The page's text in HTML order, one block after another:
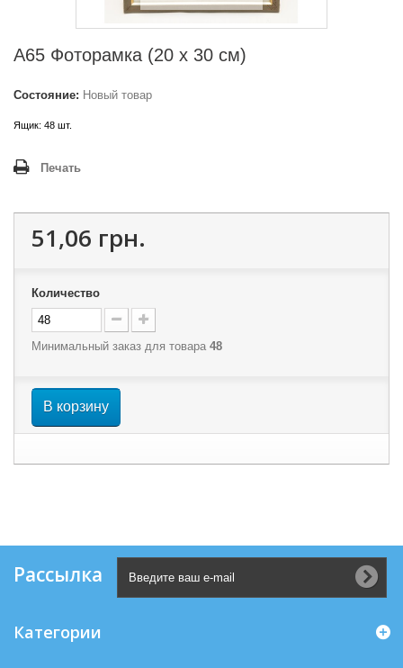
A65 Фоторамка (20 х 30 см)
Состояние: Новый товар
Ящик: 48 шт.
Печать
51,06 грн.
Количество
Минимальный заказ для товара 48
В корзину
Рассылка
Категории